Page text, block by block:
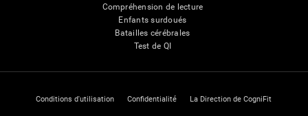
Compréhension de lecture
Enfants surdoués
Batailles cérébrales
Test de QI
Conditions d'utilisation Confidentialité La Direction de CogniFit